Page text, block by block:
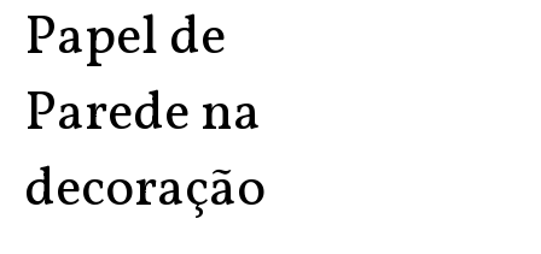
Papel de
Parede na
decoração